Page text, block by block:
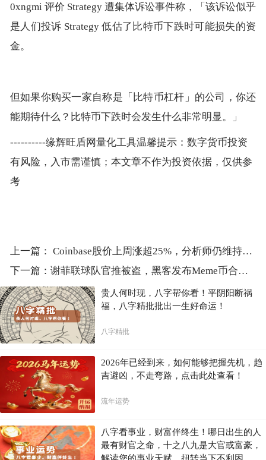
0xngmi 评价 Strategy 遭集体诉讼事件称，「该诉讼似乎
是人们投诉 Strategy 低估了比特币下跌时可能损失的资
金。
但如果你购买一家自称是「比特币杠杆」的公司，你还
能期待什么？比特币下跌时会发生什么非常明显。」
----------缘辉旺盾网量化工具温馨提示：数字货币投资
有风险，入市需谨慎；本文章不作为投资依据，仅供参
考
上一篇： Coinbase股价上周涨超25%，分析师仍维持积极展望
下一篇： 谢菲联球队官推被盗，黑客发布Meme币合约地址
贵人何时现，八字帮你看！平阴阳断祸
福，八字精批批出一生好命运！
八字精批
2026年已经到来，如何能够把握先机，趋
吉避凶，不走弯路，点击此处查看！
流年运势
八字看事业，财富伴终生！哪日出生的人
最有财官之命，十之八九是大官或富豪，
解读您的事业天赋，扭转当下不利困